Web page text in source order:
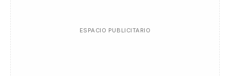
ESPACIO PUBLICITARIO